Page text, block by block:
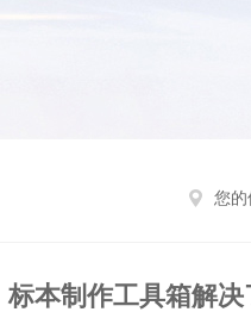
您的
标本制作工具箱解